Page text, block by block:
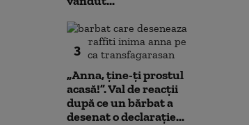
3
„Anna, ţine-ţi prostul
acasă!”. Val de reacții
după ce un bărbat a
desenat o declarație...